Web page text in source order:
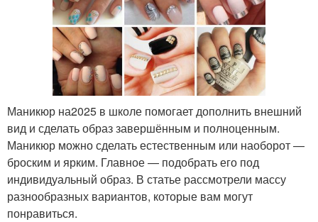
Маникюр на2025 в школе помогает дополнить внешний
вид и сделать образ завершённым и полноценным.
Маникюр можно сделать естественным или наоборот —
броским и ярким. Главное — подобрать его под
индивидуальный образ. В статье рассмотрели массу
разнообразных вариантов, которые вам могут
понравиться.